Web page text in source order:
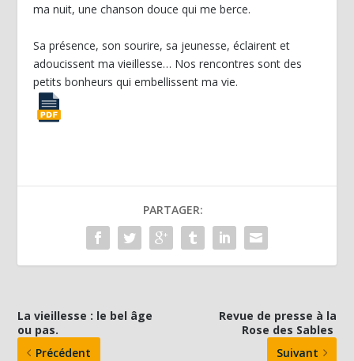
ma nuit, une chanson douce qui me berce.
Sa présence, son sourire, sa jeunesse, éclairent et
adoucissent ma vieillesse… Nos rencontres sont des
petits bonheurs qui embellissent ma vie.
PARTAGER:
La vieillesse : le bel âge
ou pas.
Précédent
Revue de presse à la
Rose des Sables
Suivant